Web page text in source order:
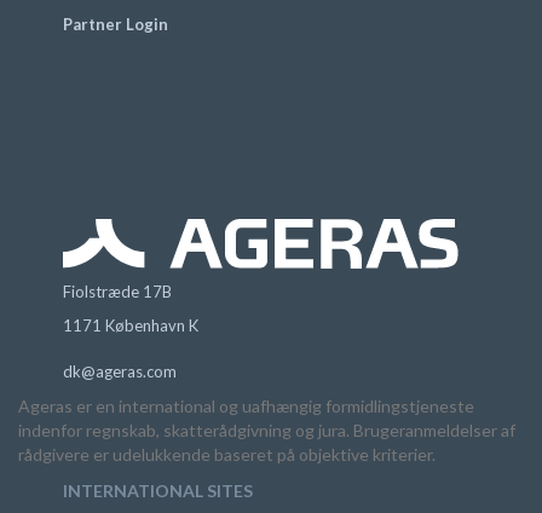
Partner Login
Fiolstræde 17B
1171 København K
dk@ageras.com
Ageras er en international og uafhængig formidlingstjeneste
indenfor regnskab, skatterådgivning og jura. Brugeranmeldelser af
rådgivere er udelukkende baseret på objektive kriterier.
INTERNATIONAL SITES